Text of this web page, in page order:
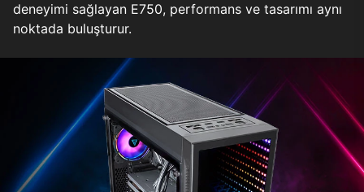
deneyimi sağlayan E750, performans ve tasarımı aynı
noktada buluşturur.